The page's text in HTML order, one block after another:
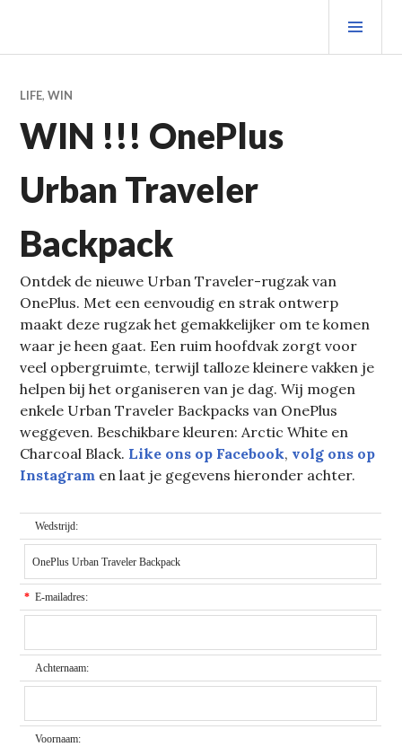
inhoud
LIFE,WIN
WIN !!! OnePlus
Urban Traveler
Backpack
Ontdek de nieuwe Urban Traveler-rugzak van
OnePlus. Met een eenvoudig en strak ontwerp
maakt deze rugzak het gemakkelijker om te komen
waar je heen gaat. Een ruim hoofdvak zorgt voor
veel opbergruimte, terwijl talloze kleinere vakken je
helpen bij het organiseren van je dag. Wij mogen
enkele Urban Traveler Backpacks van OnePlus
weggeven. Beschikbare kleuren: Arctic White en
Charcoal Black. Like ons op Facebook, volg ons op
Instagram en laat je gegevens hieronder achter.
Wedstrijd:
* E-mailadres:
Achternaam:
Voornaam: